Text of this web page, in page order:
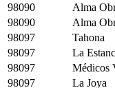
98090
Alma
98090
Alma
98097
Tahona
98097
La
98097
Médicos
98097
La Joya